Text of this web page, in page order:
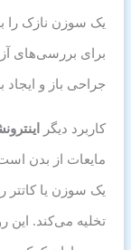
یک سوزن نازک را
برای بررسی‌های
جراحی باز و
کاربرد دیگر
مایعات از بدن
یک سوزن یا کاتتر
تخلیه می‌کند. این